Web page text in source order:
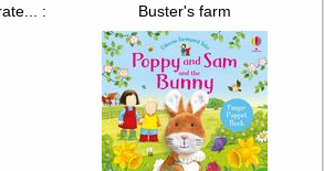
: [his scarf is too rough.]
Buster's farm